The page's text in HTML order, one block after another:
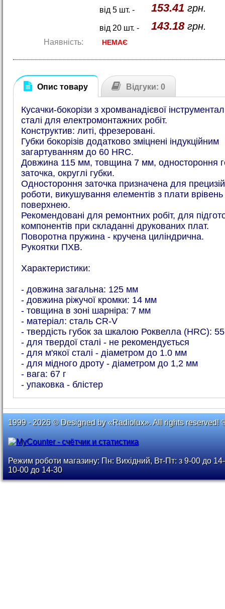
від 5 шт. - 153.41 грн.
від 20 шт. - 143.18грн.
Наявність: НЕМАЄ
Опис товару Відгуки: 0
Кусачки-бокорізи з хромванадієвої
сталі для електромонтажних робіт.
Конструктив: литі, фрезеровані.
Губки бокорізів додатково зміцнені індукційним
загартуванням до 60 HRC.
Довжина 115 мм, товщина 7 мм, одностороння
заточка, округлі губки.
Одностороння заточка призначена для
роботи, викушування елементів з плати врівень
поверхнею.
Рекомендовані для ремонтних робіт, для
компонентів при складанні друкованих плат.
Поворотна пружина - кручена циліндрична.
Рукоятки ПХВ.
Характеристики:
- довжина загальна: 125 мм
- довжина ріжучої кромки: 14 мм
- товщина в зоні шарніра: 7 мм
- матеріал: сталь CR-V
- твердість губок за шкалою Роквелла (HRC):
- для твердої сталі - не рекомендується
- для м'якої сталі - діаметром до 1.0 мм
- для мідного дроту - діаметром до 1,2 мм
- вага: 67 г
- упаковка - блістер
1999 - 2026 © Designed by «Radiolux». All rights reserved!
Режим роботи магазину: Пн: Вихідний, Вт-Пт: з 9-00 до
10-00 до 14-30